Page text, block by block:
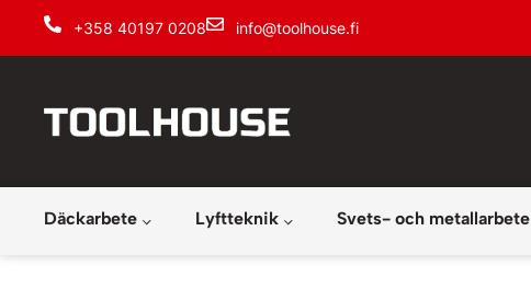
+358 40197 0208 info@toolhouse.fi
Däckarbete Lyftteknik Svets- och metallarbete